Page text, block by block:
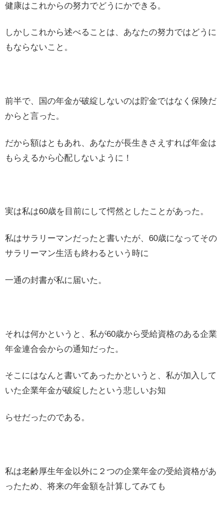
健康はこれからの努力でどうにかできる。
しかしこれから述べることは、あなたの努力ではどうに
もならないこと。
前半で、国の年金が破綻しないのは貯金ではなく保険だ
からと言った。
だから額はともあれ、あなたが長生きさえすれば年金は
もらえるから心配しないように！
実は私は60歳を目前にして愕然としたことがあった。
私はサラリーマンだったと書いたが、60歳になってその
サラリーマン生活も終わるという時に
一通の封書が私に届いた。
それは何かというと、私が60歳から受給資格のある企業
年金連合会からの通知だった。
そこにはなんと書いてあったかというと、私が加入して
いた企業年金が破綻したという悲しいお知
らせだったのである。
私は老齢厚生年金以外に２つの企業年金の受給資格があ
ったため、将来の年金額を計算してみても